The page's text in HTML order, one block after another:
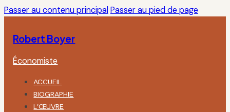
Passer au contenu principal Passer au pied de page
Robert Boyer
Économiste
ACCUEIL
BIOGRAPHIE
L’ŒUVRE